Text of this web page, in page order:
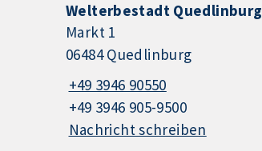
Welterbestadt Quedlinburg
Markt 1
06484 Quedlinburg
+49 3946 90550
+49 3946 905-9500
Nachricht schreiben